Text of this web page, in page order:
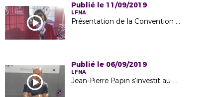
Publié le 11/09/2019
LFNA
Présentation de la Convention "Match de l'Emploi"
Publié le 06/09/2019
LFNA
Jean-Pierre Papin s'investit au profit du football amateur en Nouvelle-Aquitaine